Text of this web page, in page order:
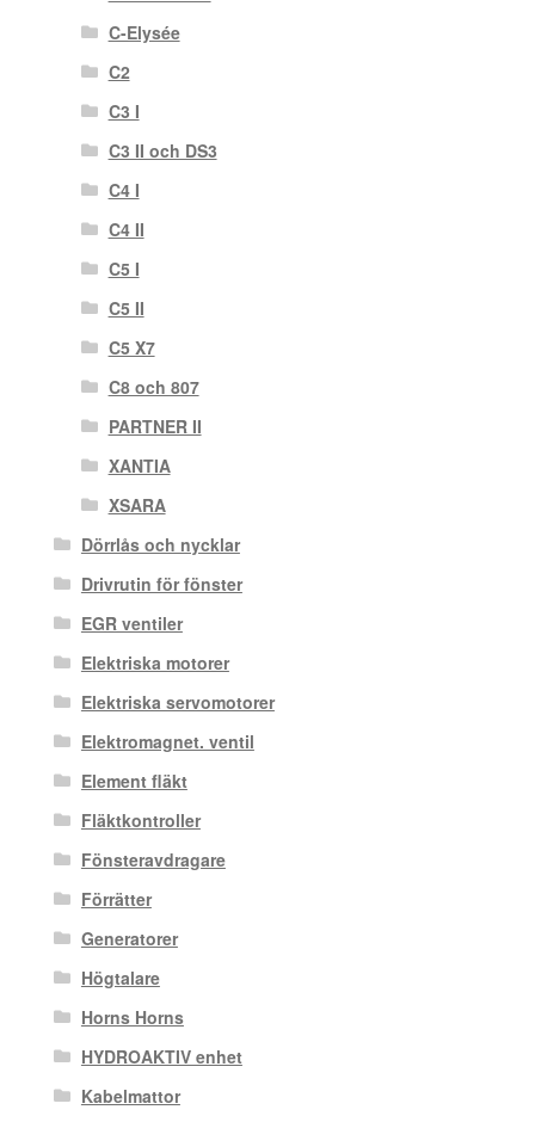
C-Elysée
C2
C3 I
C3 II och DS3
C4 I
C4 II
C5 I
C5 II
C5 X7
C8 och 807
PARTNER II
XANTIA
XSARA
Dörrlås och nycklar
Drivrutin för fönster
EGR ventiler
Elektriska motorer
Elektriska servomotorer
Elektromagnet. ventil
Element fläkt
Fläktkontroller
Fönsteravdragare
Förrätter
Generatorer
Högtalare
Horns Horns
HYDROAKTIV enhet
Kabelmattor